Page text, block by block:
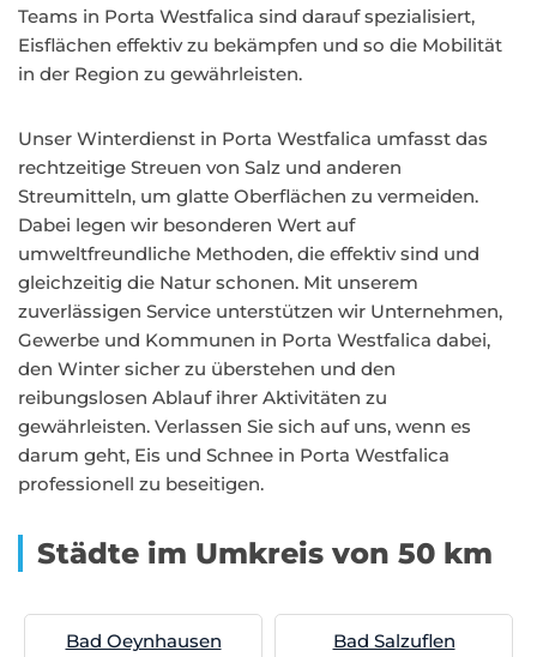
Teams in Porta Westfalica sind darauf spezialisiert,
Eisflächen effektiv zu bekämpfen und so die Mobilität
in der Region zu gewährleisten.
Unser Winterdienst in Porta Westfalica umfasst das
rechtzeitige Streuen von Salz und anderen
Streumitteln, um glatte Oberflächen zu vermeiden.
Dabei legen wir besonderen Wert auf
umweltfreundliche Methoden, die effektiv sind und
gleichzeitig die Natur schonen. Mit unserem
zuverlässigen Service unterstützen wir Unternehmen,
Gewerbe und Kommunen in Porta Westfalica dabei,
den Winter sicher zu überstehen und den
reibungslosen Ablauf ihrer Aktivitäten zu
gewährleisten. Verlassen Sie sich auf uns, wenn es
darum geht, Eis und Schnee in Porta Westfalica
professionell zu beseitigen.
Städte im Umkreis von 50 km
Bad Oeynhausen Bad Salzuflen